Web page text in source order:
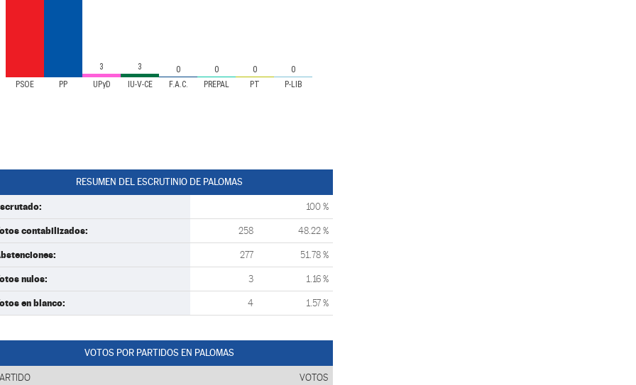
PSOE PP UPyD IU-V-CE F.A.C. PREPAL PT P-LIB
3 3 0 0 0 0
RESUMEN DEL ESCRUTINIO DE PALOMAS
100 %
contabilizados: 258 48.22 %
277 51.78 %
nulos: 3 1.16 %
en blanco: 4 1.57 %
VOTOS POR PARTIDOS EN PALOMAS
VOTOS